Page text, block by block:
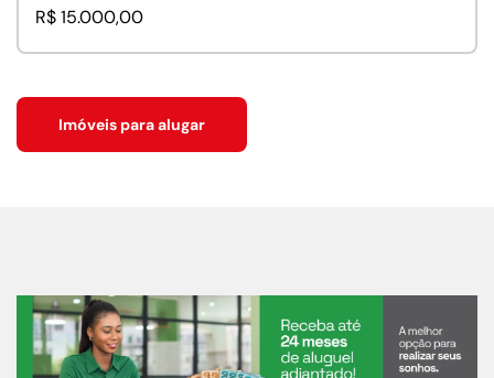
R$ 15.000,00
Imóveis para alugar